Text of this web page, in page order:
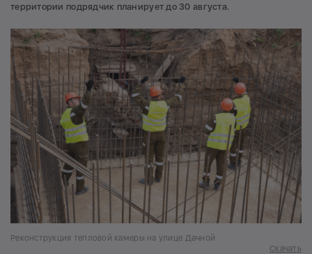
территории подрядчик планирует до 30 августа.
Реконструкция тепловой камеры на улице Дачной
Скачать